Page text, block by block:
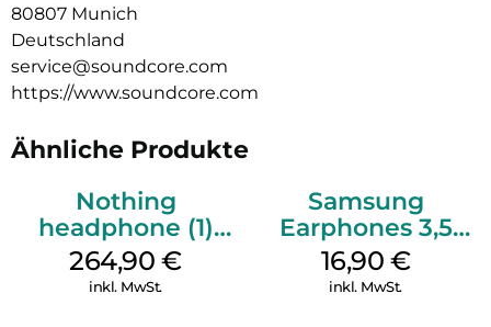
80807 Munich
Deutschland
service@soundcore.com
https://www.soundcore.com
Ähnliche Produkte
Nothing
headphone (1)
Weiß
264,90€
inkl. MwSt.
Samsung
Earphones 3,5
mm Schwarz
16,90 €
inkl. MwSt.